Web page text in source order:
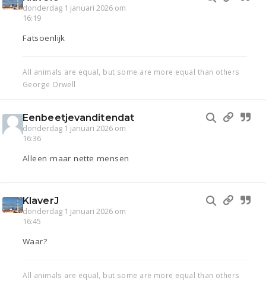
donderdag 1 januari 2026 om
16:19
Fatsoenlijk
All animals are equal, but some are more equal than others
George Orwell
Eenbeetjevanditendat
donderdag 1 januari 2026 om
16:36
Alleen maar nette mensen
KlaverJ
donderdag 1 januari 2026 om
16:45
Waar?
All animals are equal, but some are more equal than others